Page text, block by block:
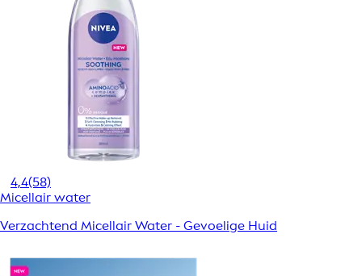
4,4(58)
Micellair water
Verzachtend Micellair Water - Gevoelige Huid